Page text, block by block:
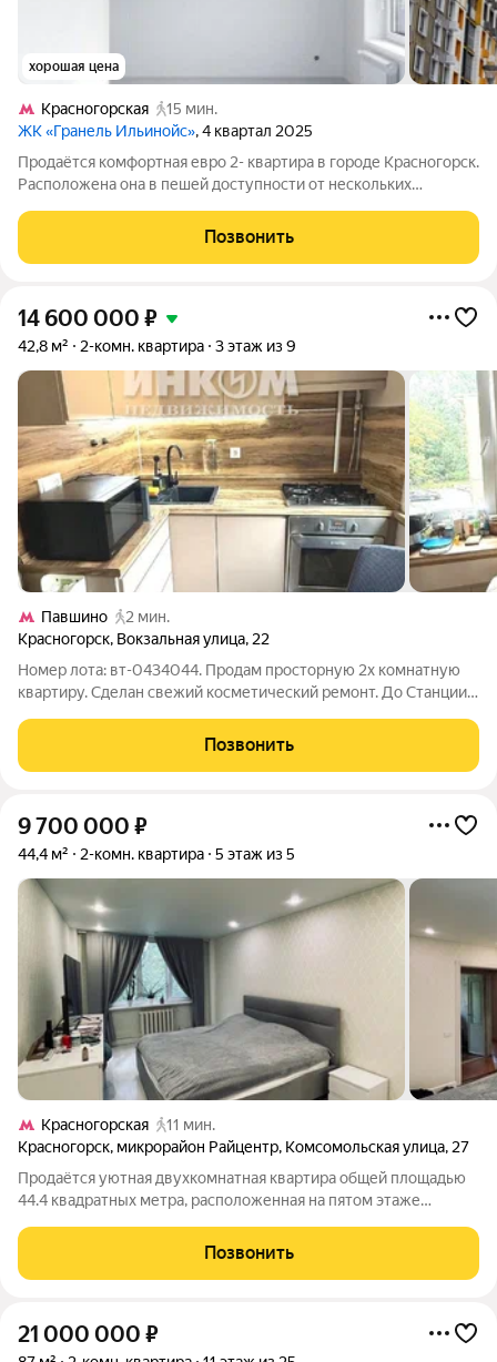
хорошая цена
Красногорская
15 мин.
ЖК «Гранель Ильинойс», 4 квартал 2025
Продаётся комфортная евро 2- квартира в городе Красногорск.
Расположена она в пешей доступности от нескольких
добраться за приятные 15 минут пешком; до Павшино около
получаса спокойной прогулки; а
Позвонить
14 600 000 ₽
42,8 м² 2-комн. квартира 3 этаж из 9
Павшино
2 мин.
Красногорск, Вокзальная улица, 22
Номер лота: вт-0434044. Продам просторную 2х комнатную
квартиру. Сделан свежий косметический ремонт. До Станции
квартире никто не зарегистрирован. Проживали семьей,
никогда не сдавалась. Была старая
Позвонить
9 700 000 ₽
44,4 м² 2-комн. квартира 5 этаж из 5
Красногорская
11 мин.
Красногорск, микрорайон Райцентр, Комсомольская улица, 27
Продаётся уютная двухкомнатная квартира общей площадью
44.4 квадратных метра, расположенная на пятом этаже
находящегося по адресу: город Красногорск, микрорайон
Райцентр, улица Комсомольская, дом 27.
Позвонить
21 000 000 ₽